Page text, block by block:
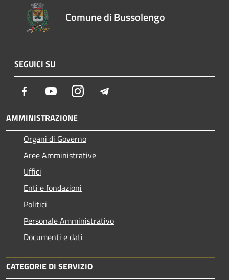
Comune di Bussolengo
SEGUICI SU
Facebook YoutubeInstagram
AMMINISTRAZIONE
Organi di Governo
Aree Amministrative
Uffici
Enti e fondazioni
Politici
Personale Amministrativo
Documenti e dati
CATEGORIE DI SERVIZIO